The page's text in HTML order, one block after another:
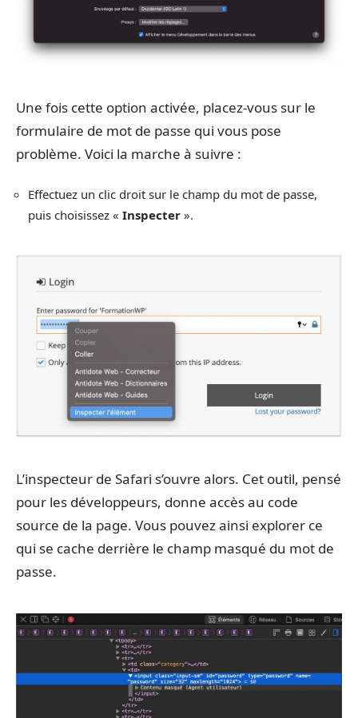
Une fois cette option activée, placez-vous sur le
formulaire de mot de passe qui vous pose
problème. Voici la marche à suivre :
Effectuez un clic droit sur le champ du mot de passe,
puis choisissez « Inspecter ».
L’inspecteur de Safari s’ouvre alors. Cet outil, pensé
pour les développeurs, donne accès au code
source de la page. Vous pouvez ainsi explorer ce
qui se cache derrière le champ masqué du mot de
passe.